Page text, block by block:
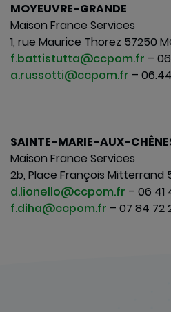
MOYEUVRE-GRANDE
Maison France Services
1, rue Maurice Thorez 57250
f.battistutta@ccpom.fr –
a.russotti@ccpom.fr –
SAINTE-MARIE-AUX-
Maison France Services
2b, Place François Mitterrand
d.lionello@ccpom.fr – 06 41
f.diha@ccpom.fr – 07 84 72